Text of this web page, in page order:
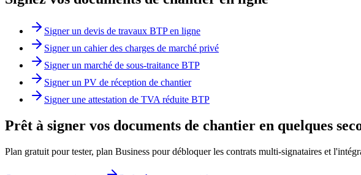
Signer un devis de travaux BTP en ligne
Signer un cahier des charges de marché privé
Signer un marché de sous-traitance BTP
Signer un PV de réception de chantier
Signer une attestation de TVA réduite BTP
Prêt à signer vos documents de chantier en quelques
Plan gratuit pour tester, plan Business pour débloquer les contrats multi-signataires et